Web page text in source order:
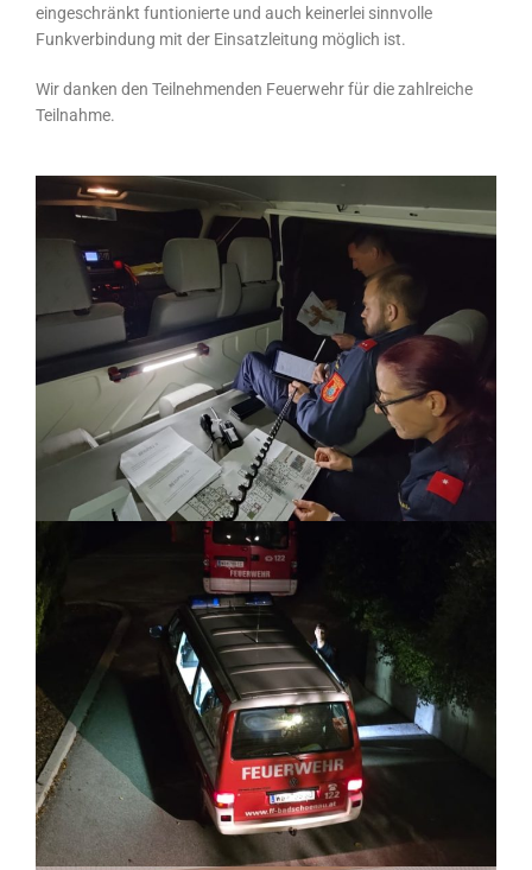
eingeschränkt funtionierte und auch keinerlei sinnvolle
Funkverbindung mit der Einsatzleitung möglich ist.
Wir danken den Teilnehmenden Feuerwehr für die zahlreiche
Teilnahme.